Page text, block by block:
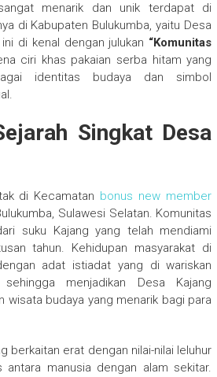
menarik dan unik terdapat di
di Kabupaten Bulukumba, yaitu Desa
di kenal dengan julukan “Komunitas
ciri khas pakaian serba hitam yang
identitas budaya dan simbol
Singkat Desa
di Kecamatan bonus new member
Sulawesi Selatan. Komunitas
suku Kajang yang telah mendiami
tahun. Kehidupan masyarakat di
adat istiadat yang di wariskan
sehingga menjadikan Desa Kajang
wisata budaya yang menarik bagi para
berkaitan erat dengan nilai-nilai leluhur
antara manusia dengan alam sekitar.